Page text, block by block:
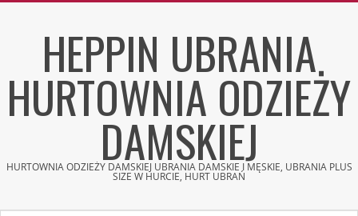
HEPPIN UBRANIA
HURTOWNIA ODZIEŻY
DAMSKIEJ
HURTOWNIA ODZIEŻY DAMSKIEJ UBRANIA DAMSKIE I MĘSKIE, UBRANIA PLUS
SIZE W HURCIE, HURT UBRAŃ